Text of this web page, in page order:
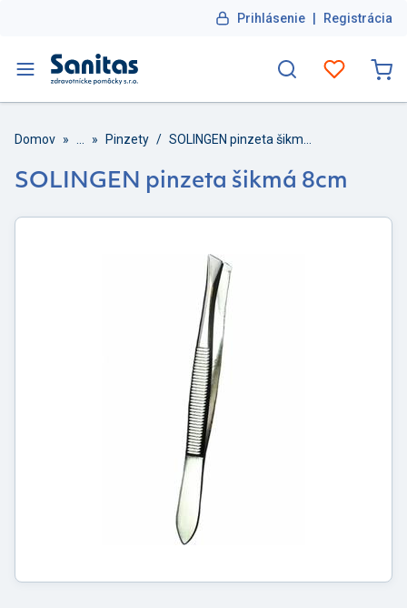
Prihlásenie | Registrácia
Domov » » Pinzety /
SOLINGEN pinzeta šikmá 8cm